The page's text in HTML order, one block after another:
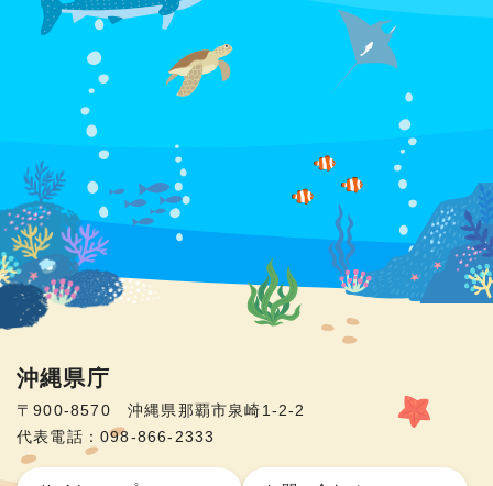
沖縄県庁
〒900-8570 沖縄県那覇市泉崎1-2-2
代表電話：098-866-2333